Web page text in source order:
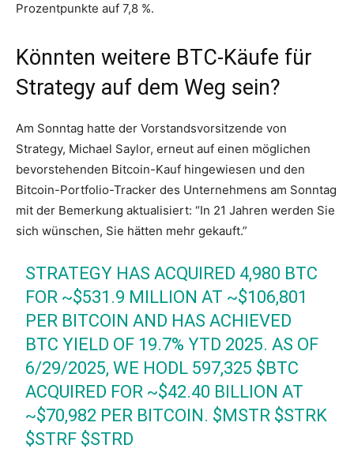
Prozentpunkte auf 7,8 %.
Könnten weitere BTC-Käufe für
Strategy auf dem Weg sein?
Am Sonntag hatte der Vorstandsvorsitzende von
Strategy, Michael Saylor, erneut auf einen möglichen
bevorstehenden Bitcoin-Kauf hingewiesen und den
Bitcoin-Portfolio-Tracker des Unternehmens am Sonntag
mit der Bemerkung aktualisiert: “In 21 Jahren werden Sie
sich wünschen, Sie hätten mehr gekauft.”
STRATEGY HAS ACQUIRED 4,980 BTC
FOR ~$531.9 MILLION AT ~$106,801
PER BITCOIN AND HAS ACHIEVED
BTC YIELD OF 19.7% YTD 2025. AS OF
6/29/2025, WE HODL 597,325 $BTC
ACQUIRED FOR ~$42.40 BILLION AT
~$70,982 PER BITCOIN. $MSTR $STRK
$STRF $STRD